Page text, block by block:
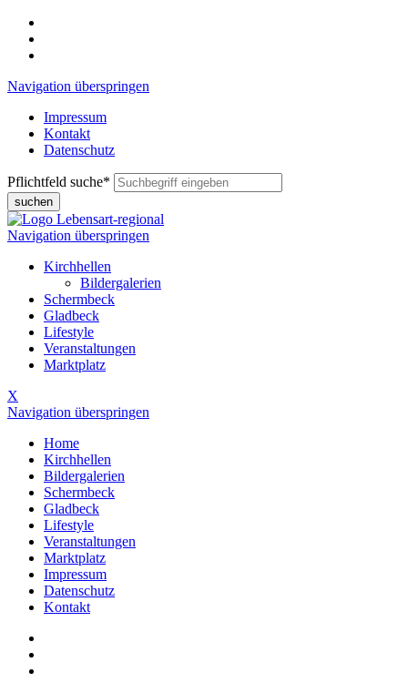
Navigation überspringen
Impressum
Kontakt
Datenschutz
Pflichtfeld suche*
suchen
Navigation überspringen
Kirchhellen
Bildergalerien
Schermbeck
Gladbeck
Lifestyle
Veranstaltungen
Marktplatz
X
Navigation überspringen
Home
Kirchhellen
Bildergalerien
Schermbeck
Gladbeck
Lifestyle
Veranstaltungen
Marktplatz
Impressum
Datenschutz
Kontakt